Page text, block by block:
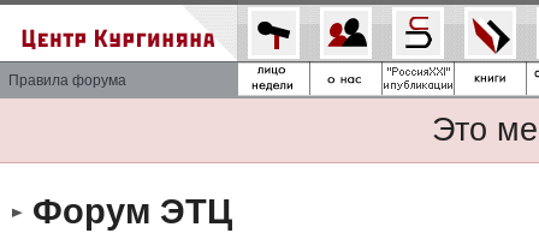
Правила форума
Это
Форум ЭТЦ